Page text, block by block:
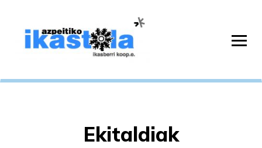
Ekitaldiak